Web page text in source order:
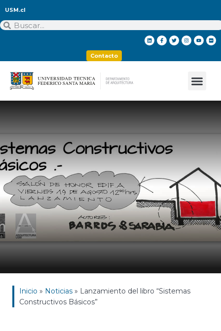
USM.cl
Contacto
Inicio » Noticias » Lanzamiento del libro “Sistemas
Constructivos Básicos”